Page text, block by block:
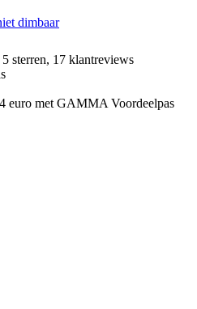
dimbaar
sterren, 17 klantreviews
euro met GAMMA Voordeelpas